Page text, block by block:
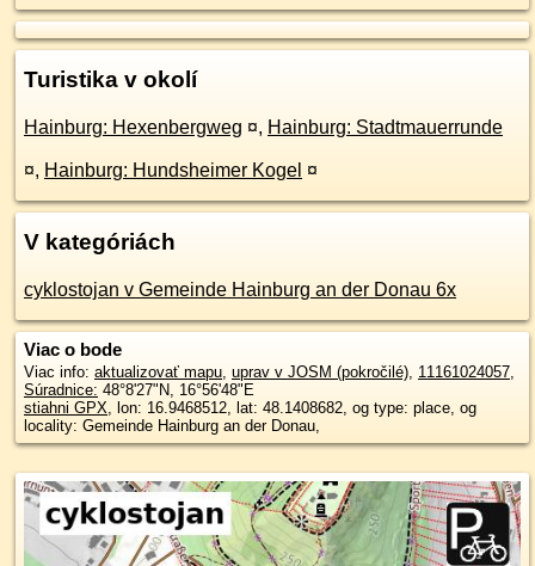
Turistika v okolí
Hainburg: Hexenbergweg ¤, Hainburg: Stadtmauerrunde
¤, Hainburg: Hundsheimer Kogel ¤
V kategóriách
cyklostojan v Gemeinde Hainburg an der Donau 6x
Viac o bode
Viac info: aktualizovať mapu, uprav v JOSM (pokročilé), 11161024057,
Súradnice: 48°8'27"N, 16°56'48"E
stiahni GPX, lon: 16.9468512, lat: 48.1408682, og type: place, og
locality: Gemeinde Hainburg an der Donau,